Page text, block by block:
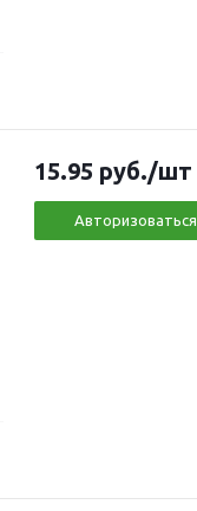
15.95 руб./шт
Авторизоваться